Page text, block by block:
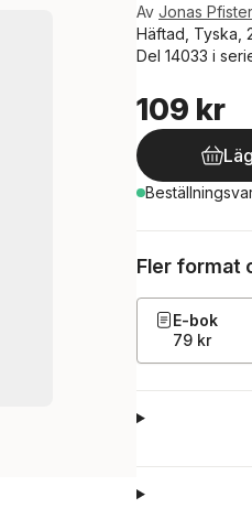
Av Jonas Pfister
Häftad, Tyska,
Del 14033 i
109 kr
Fler format
E-bok
79 kr